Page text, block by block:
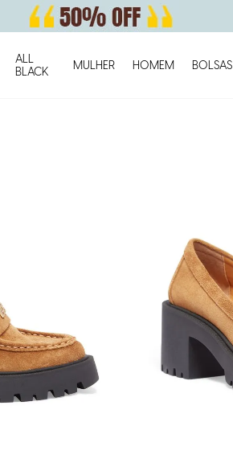
ALL
BLACK
MULHER HOMEM BOLSAS